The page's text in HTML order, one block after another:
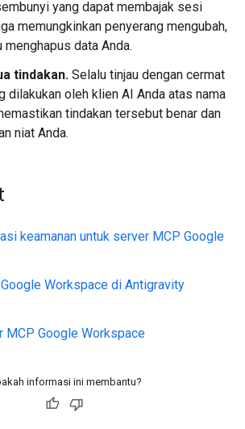
yang dapat membajak sesi
memungkinkan penyerang mengubah,
menghapus data Anda.
tindakan. Selalu tinjau dengan cermat
dilakukan oleh klien AI Anda atas nama
tindakan tersebut benar dan
niat Anda.
keamanan untuk server MCP Google
Workspace di Antigravity
MCP Google Workspace
informasi ini membantu?